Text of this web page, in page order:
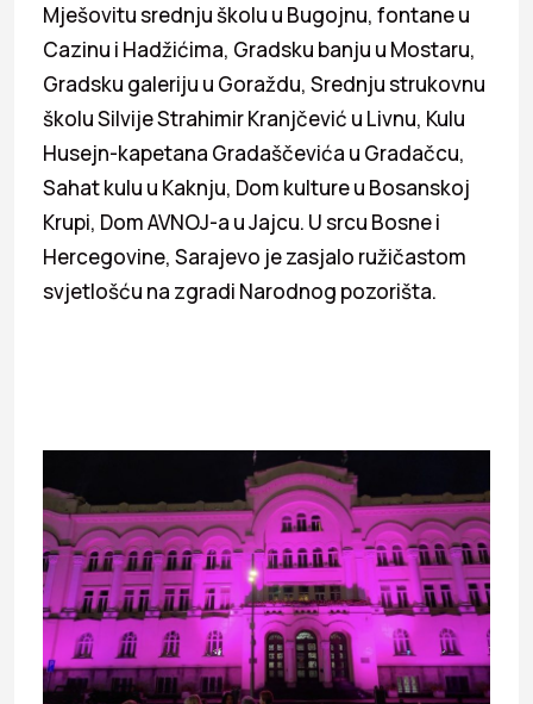
Mješovitu srednju školu u Bugojnu, fontane u
Cazinu i Hadžićima, Gradsku banju u Mostaru,
Gradsku galeriju u Goraždu, Srednju strukovnu
školu Silvije Strahimir Kranjčević u Livnu, Kulu
Husejn-kapetana Gradaščevića u Gradačcu,
Sahat kulu u Kaknju, Dom kulture u Bosanskoj
Krupi, Dom AVNOJ-a u Jajcu. U srcu Bosne i
Hercegovine, Sarajevo je zasjalo ružičastom
svjetlošću na zgradi Narodnog pozorišta.